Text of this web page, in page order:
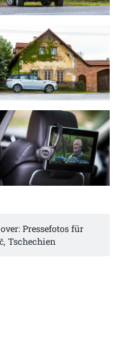
Pressefotos für
Tschechien